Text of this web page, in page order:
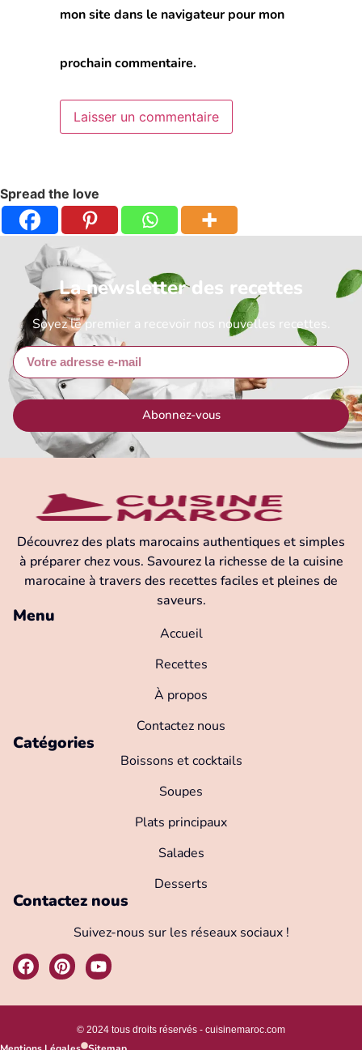
mon site dans le navigateur pour mon
prochain commentaire.
Spread the love
La newsletter des recettes
Soyez le premier a recevoir nos nouvelles recettes.
Abonnez-vous
Découvrez des plats marocains authentiques et simples
à préparer chez vous. Savourez la richesse de la cuisine
marocaine à travers des recettes faciles et pleines de
saveurs.
Menu
Accueil
Recettes
À propos
Contactez nous
Catégories
Boissons et cocktails
Soupes
Plats principaux
Salades
Desserts
Contactez nous
Suivez-nous sur les réseaux sociaux !
© 2024 tous droits réservés - cuisinemaroc.com